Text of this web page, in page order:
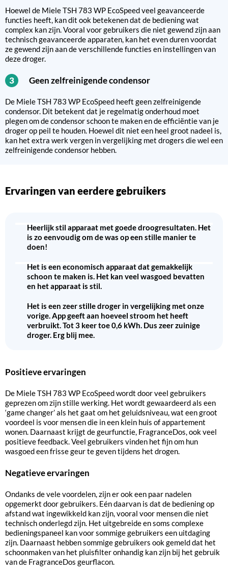
Hoewel de Miele TSH 783 WP EcoSpeed veel geavanceerde
functies heeft, kan dit ook betekenen dat de bediening wat
complex kan zijn. Vooral voor gebruikers die niet gewend zijn aan
technisch geavanceerde apparaten, kan het even duren voordat
ze gewend zijn aan de verschillende functies en instellingen van
deze droger.
3 Geen zelfreinigende condensor
De Miele TSH 783 WP EcoSpeed heeft geen zelfreinigende
condensor. Dit betekent dat je regelmatig onderhoud moet
plegen om de condensor schoon te maken en de efficiëntie van je
droger op peil te houden. Hoewel dit niet een heel groot nadeel is,
kan het extra werk vergen in vergelijking met drogers die wel een
zelfreinigende condensor hebben.
Ervaringen van eerdere gebruikers
Heerlijk stil apparaat met goede droogresultaten. Het
is zo eenvoudig om de was op een stille manier te
doen!
Het is een economisch apparaat dat gemakkelijk
schoon te maken is. Het kan veel wasgoed bevatten
en het apparaat is stil.
Het is een zeer stille droger in vergelijking met onze
vorige. App geeft aan hoeveel stroom het heeft
verbruikt. Tot 3 keer toe 0,6 kWh. Dus zeer zuinige
droger. Erg blij mee.
Positieve ervaringen
De Miele TSH 783 WP EcoSpeed wordt door veel gebruikers
geprezen om zijn stille werking. Het wordt gewaardeerd als een
‘game changer’ als het gaat om het geluidsniveau, wat een groot
voordeel is voor mensen die in een klein huis of appartement
wonen. Daarnaast krijgt de geurfunctie, FragranceDos, ook veel
positieve feedback. Veel gebruikers vinden het fijn om hun
wasgoed een frisse geur te geven tijdens het drogen.
Negatieve ervaringen
Ondanks de vele voordelen, zijn er ook een paar nadelen
opgemerkt door gebruikers. Eén daarvan is dat de bediening op
afstand wat ingewikkeld kan zijn, vooral voor mensen die niet
technisch onderlegd zijn. Het uitgebreide en soms complexe
bedieningspaneel kan voor sommige gebruikers een uitdaging
zijn. Daarnaast hebben sommige gebruikers ook gemeld dat het
schoonmaken van het pluisfilter onhandig kan zijn bij het gebruik
van de FragranceDos geurflacon.